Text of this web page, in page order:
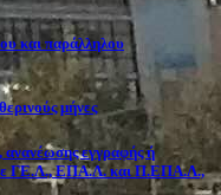
και παράλληλου
μήνες
ανανέωσης εγγραφής ή
ΓΕ.Λ., ΕΠΑ.Λ. και Π.ΕΠΑ.Λ.,